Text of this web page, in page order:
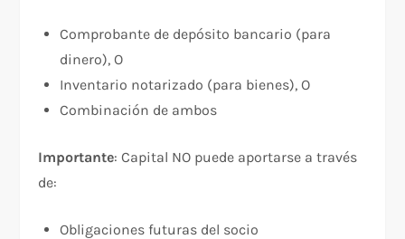
Comprobante de depósito bancario (para
dinero), O
Inventario notarizado (para bienes), O
Combinación de ambos
Importante: Capital NO puede aportarse a través
de:
Obligaciones futuras del socio